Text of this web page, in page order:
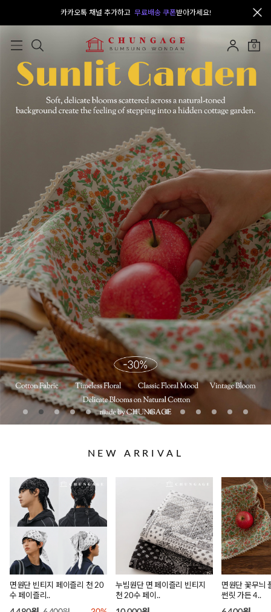
카카오톡 채널 추가하고 무료배송 쿠폰받아가세요!
0
오늘출발 자체제작 면 부자재
NEW ARRIVAL
면원단 빈티지 페이즐리 천 20
수 페이즐리..
누빔원단 면 페이즐리 빈티지
천 20수 페이..
면원단 꽃무늬
썬릿 가든 4..